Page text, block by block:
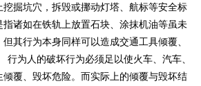
掘坑穴，拆毁或挪动灯塔、航标等安全标
诸如在铁轨上放置石块、涂抹机油等虽未
其行为本身同样可以造成交通工具倾覆、
为人的破坏行为必须足以使火车、汽车、
覆、毁坏危险。而实际上的倾覆与毁坏结